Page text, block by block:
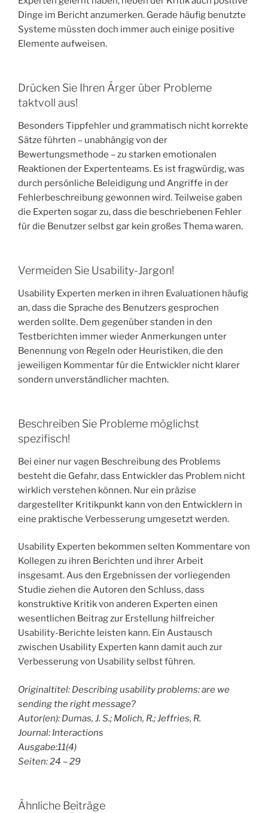
Dinge im Bericht anzumerken. Gerade häufig benutzte
Systeme müssten doch immer auch einige positive
Elemente aufweisen.
Drücken Sie Ihren Ärger über Probleme
taktvoll aus!
Besonders Tippfehler und grammatisch nicht korrekte
Sätze führten – unabhängig von der
Bewertungsmethode – zu starken emotionalen
Reaktionen der Expertenteams. Es ist fragwürdig, was
durch persönliche Beleidigung und Angriffe in der
Fehlerbeschreibung gewonnen wird. Teilweise gaben
die Experten sogar zu, dass die beschriebenen Fehler
für die Benutzer selbst gar kein großes Thema waren.
Vermeiden Sie Usability-Jargon!
Usability Experten merken in ihren Evaluationen häufig
an, dass die Sprache des Benutzers gesprochen
werden sollte. Dem gegenüber standen in den
Testberichten immer wieder Anmerkungen unter
Benennung von Regeln oder Heuristiken, die den
jeweiligen Kommentar für die Entwickler nicht klarer
sondern unverständlicher machten.
Beschreiben Sie Probleme möglichst
spezifisch!
Bei einer nur vagen Beschreibung des Problems
besteht die Gefahr, dass Entwickler das Problem nicht
wirklich verstehen können. Nur ein präzise
dargestellter Kritikpunkt kann von den Entwicklern in
eine praktische Verbesserung umgesetzt werden.
Usability Experten bekommen selten Kommentare von
Kollegen zu ihren Berichten und ihrer Arbeit
insgesamt. Aus den Ergebnissen der vorliegenden
Studie ziehen die Autoren den Schluss, dass
konstruktive Kritik von anderen Experten einen
wesentlichen Beitrag zur Erstellung hilfreicher
Usability-Berichte leisten kann. Ein Austausch
zwischen Usability Experten kann damit auch zur
Verbesserung von Usability selbst führen.
Originaltitel: Describing usability problems: are we
sending the right message?
Autor(en): Dumas, J. S.; Molich, R.; Jeffries, R.
Journal: Interactions
Ausgabe:11(4)
Seiten: 24 – 29
Ähnliche Beiträge